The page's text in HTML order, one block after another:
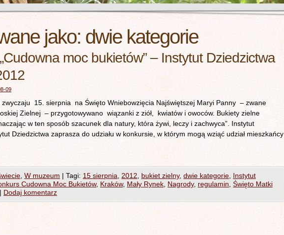
jako: dwie kategorie
moc bukietów” – Instytut Dziedzictwa
09
zwyczaju 15. sierpnia na Święto Wniebowzięcia Najświętszej Maryi Panny – zwane
Zielnej – przygotowywano wiązanki z ziół, kwiatów i owoców. Bukiety zielne
w ten sposób szacunek dla natury, która żywi, leczy i zachwyca”. Instytut
Dziedzictwa zaprasza do udziału w konkursie, w którym mogą wziąć udział mieszkańcy
W muzeum | Tagi: 15 sierpnia 2012 bukiet zielny, dwie kategorie Instytut
Cudowna Moc Bukietów, Kraków, Mały Rynek Nagrody, regulamin Święto Matki
| Dodaj komentarz